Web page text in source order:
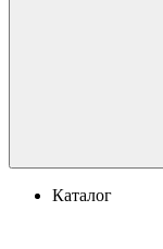
Каталог